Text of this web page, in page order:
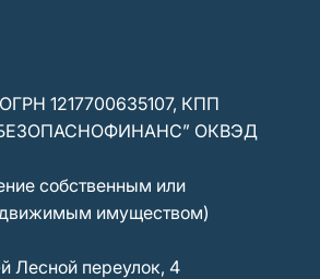
1217700635107, КПП
ОКВЭД
собственным или
имуществом)
Лесной переулок, 4